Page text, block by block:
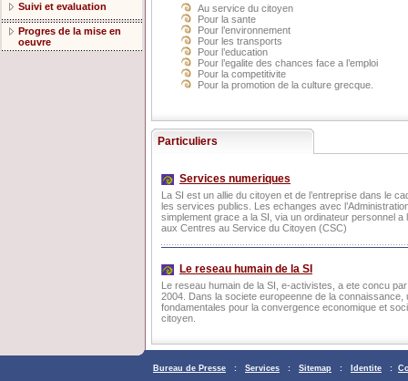
Suivi et evaluation
Progres de la mise en
oeuvre
Au service du citoyen
Pour la sante
Pour l’environnement
Pour les transports
Pour l’education
Pour l’egalite des chances face a l’emploi
Pour la competitivite
Pour la promotion de la culture grecque.
Particuliers
Services numeriques
La SI est un allie du citoyen et de l’entreprise dans le
les services publics. Les echanges avec
simplement grace a la SI, via un ordinateur personnel a
aux Centres au Service du Citoyen (CSC)
Le reseau humain de la SI
Le reseau humain de la SI, e-activistes, a ete concu
2004. Dans la societe europeenne de la connaissance,
fondamentales pour la convergence economique et
citoyen.
Bureau de Presse : Services : Sitemap : Identite :